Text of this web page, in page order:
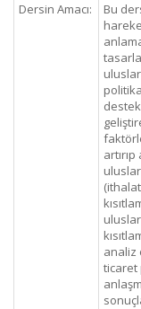
Dersin Amacı:
Bu
analiz
ticaret